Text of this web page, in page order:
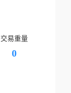
交易重量
0